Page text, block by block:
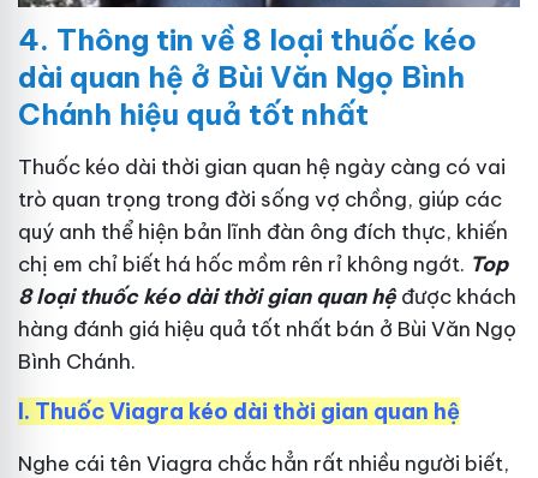
4. Thông tin về 8 loại thuốc kéo
dài quan hệ ở Bùi Văn Ngọ Bình
Chánh hiệu quả tốt nhất
Thuốc kéo dài thời gian quan hệ ngày càng có vai
trò quan trọng trong đời sống vợ chồng, giúp các
quý anh thể hiện bản lĩnh đàn ông đích thực, khiến
chị em chỉ biết há hốc mồm rên rỉ không ngớt. Top
8 loại thuốc kéo dài thời gian quan hệ được khách
hàng đánh giá hiệu quả tốt nhất bán ở Bùi Văn Ngọ
Bình Chánh.
I. Thuốc Viagra kéo dài thời gian quan hệ
Nghe cái tên Viagra chắc hẳn rất nhiều người biết,